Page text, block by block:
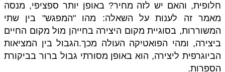
חלופית, והאם יש לזה מחיר? באופן יותר ספציפי, מנסה
מאמר זה לענות על השאלה: מהו "המפגש" בין שתי
המשוררות, בסוגיית מקום היצירה בחייהן מול מקום החיים
ביצירה, ומהי הפואטיקה העולה מכך.הגבול בין המציאות
הביוגרפית ליצירה, הוא באופן מסורתי גבול ברור בביקורת
הספרות.